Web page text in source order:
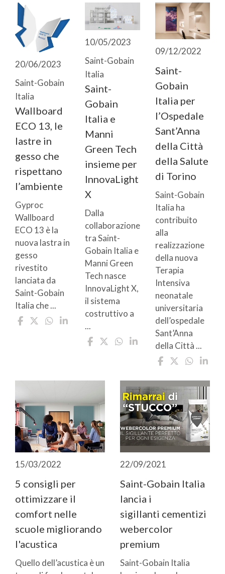
20/06/2023
Saint-Gobain
Italia
Wallboard
ECO 13, le
lastre in
gesso che
rispettano
l’ambiente
Gyproc
Wallboard
ECO 13 è la
nuova lastra in
gesso
rivestito
lanciata da
Saint-Gobain
Italia che ...
10/05/2023
Saint-Gobain
Italia
Saint-
Gobain
Italia e
Manni
Green Tech
insieme per
InnovaLight
X
Dalla
collaborazione
tra Saint-
Gobain Italia e
Manni Green
Tech nasce
InnovaLight X,
il sistema
costruttivo a
...
09/12/2022
Saint-
Gobain
Italia per
l’Ospedale
Sant’Anna
della Città
della Salute
di Torino
Saint-Gobain
Italia ha
contribuito
alla
realizzazione
della nuova
Terapia
Intensiva
neonatale
universitaria
dell’ospedale
Sant’Anna
della Città ...
15/03/2022
5 consigli per
ottimizzare il
comfort nelle
scuole migliorando
l'acustica
Quello dell’acustica è un
22/09/2021
Saint-Gobain Italia
lancia i
sigillanti cementizi
webercolor
premium
Saint-Gobain Italia